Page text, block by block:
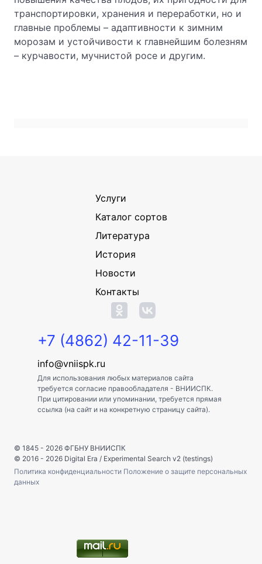
транспортировки, хранения и переработки, но и
главные проблемы – адаптивности к зимним
морозам и устойчивости к главнейшим болезням
– курчавости, мучнистой росе и другим.
Услуги
Каталог сортов
Литература
История
Новости
Контакты
+7 (4862) 42-11-39
info@vniispk.ru
Для использования любых материалов сайта
требуется согласие правообладателя - ВНИИСПК.
При цитировании или упоминании, требуется прямая
ссылка (на сайт и на конкретную страницу сайта).
© 1845 - 2026 ФГБНУ ВНИИСПК
© 2016 - 2026 Digital Era / Experimental Search v2 (testings)
Политика конфиденциальности Положение о защите персональных
данных